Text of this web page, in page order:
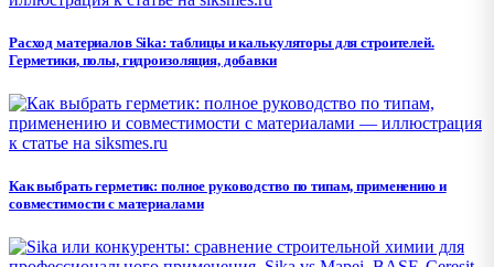
Расход материалов Sika: таблицы и калькуляторы для строителей.
Герметики, полы, гидроизоляция, добавки
Как выбрать герметик: полное руководство по типам, применению и
совместимости с материалами